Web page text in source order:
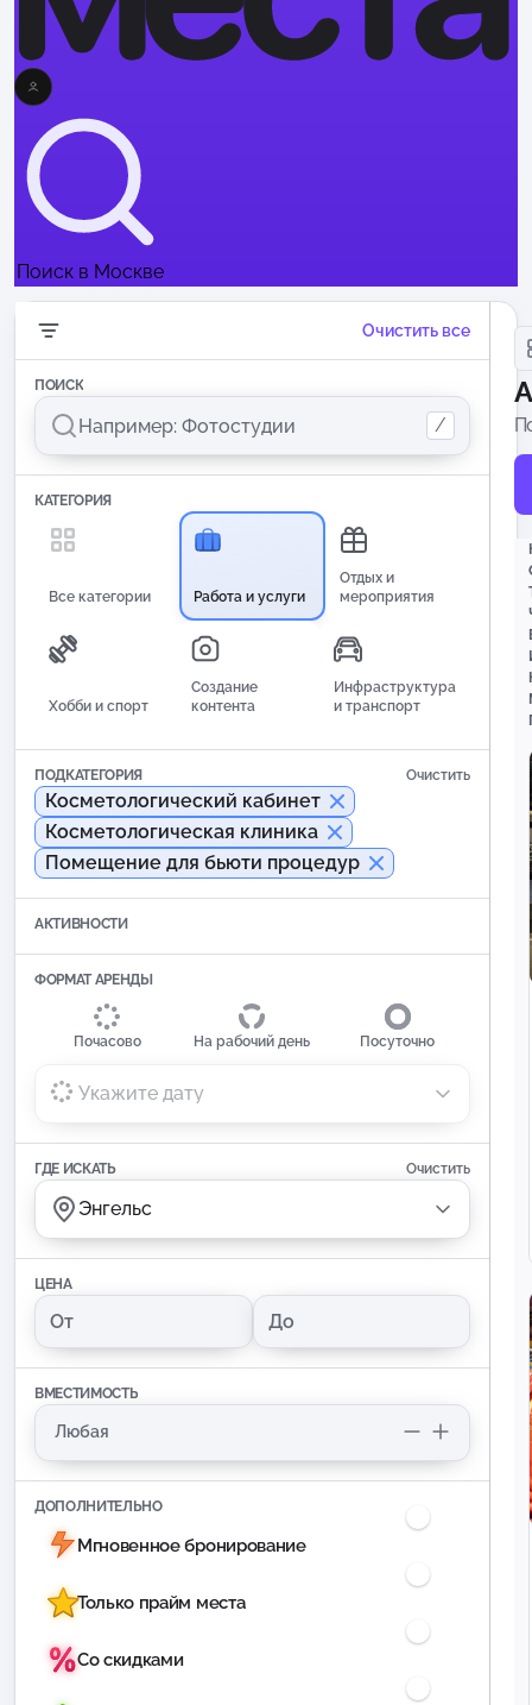
Поиск в Москве
Очистить все
ПОИСК
/
КАТЕГОРИЯ
Все категории Работа и услуги
Отдых и
мероприятия
Хобби и спорт
Создание
контента
Инфраструктура
и транспорт
ПОДКАТЕГОРИЯ Очистить
Косметологический кабинет
Косметологическая клиника
Помещение для бьюти процедур
АКТИВНОСТИ
ФОРМАТ АРЕНДЫ
Почасово На рабочий день Посуточно
Укажите дату
ГДЕ ИСКАТЬ Очистить
Энгельс
ЦЕНА
ВМЕСТИМОСТЬ
ДОПОЛНИТЕЛЬНО
Мгновенное бронирование
Только прайм места
Со скидками